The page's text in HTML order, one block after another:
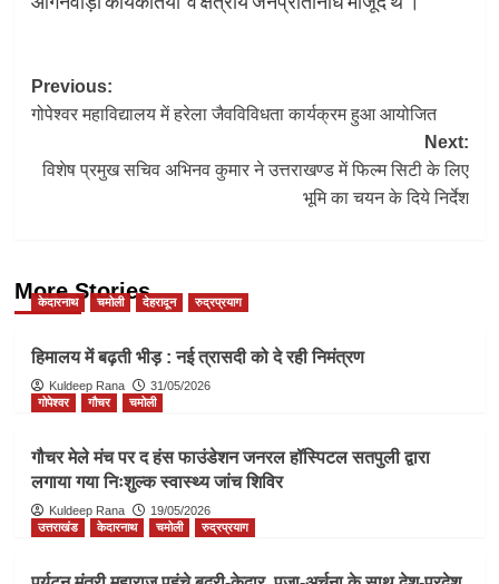
Post
navigation
Previous:
गोपेश्वर महाविद्यालय में हरेला जैवविविधता कार्यक्रम हुआ आयोजित
Next:
विशेष प्रमुख सचिव अभिनव कुमार ने उत्तराखण्ड में फिल्म सिटी के लिए
भूमि का चयन के दिये निर्देश
More Stories
केदारनाथ चमोली देहरादून रुद्रप्रयाग
हिमालय में बढ़ती भीड़ : नई त्रासदी को दे रही निमंत्रण
Kuldeep Rana
31/05/2026
गोपेश्वर
गौचर चमोली
गौचर मेले मंच पर द हंस फाउंडेशन जनरल हॉस्पिटल सतपुली द्वारा
लगाया गया निःशुल्क स्वास्थ्य जांच शिविर
Kuldeep Rana
19/05/2026
उत्तराखंड
केदारनाथ चमोली रुद्रप्रयाग